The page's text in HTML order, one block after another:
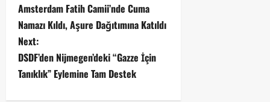
Amsterdam Fatih Camii’nde Cuma
Namazı Kıldı, Aşure Dağıtımına Katıldı
Next:
DSDF’den Nijmegen’deki “Gazze İçin
Tanıklık” Eylemine Tam Destek